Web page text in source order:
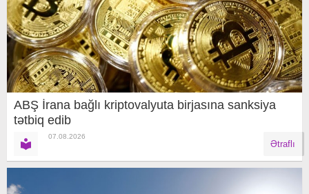
ABŞ İrana bağlı kriptovalyuta birjasına sanksiya
tətbiq edib
07.08.2026
Ətraflı